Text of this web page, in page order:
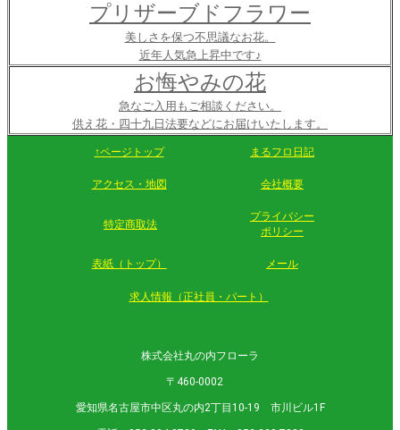
プリザーブドフラワー
美しさを保つ不思議なお花。
近年人気急上昇中です♪
お悔やみの花
急なご入用もご相談ください。
供え花・四十九日法要などにお届けいたします。
↑ページトップ まるフロ日記
アクセス・地図 会社概要
特定商取法
プライバシー
ポリシー
表紙（トップ） メール
求人情報（正社員・パート）
株式会社丸の内フローラ
〒460-0002
愛知県名古屋市中区丸の内2丁目10-19 市川ビル1F